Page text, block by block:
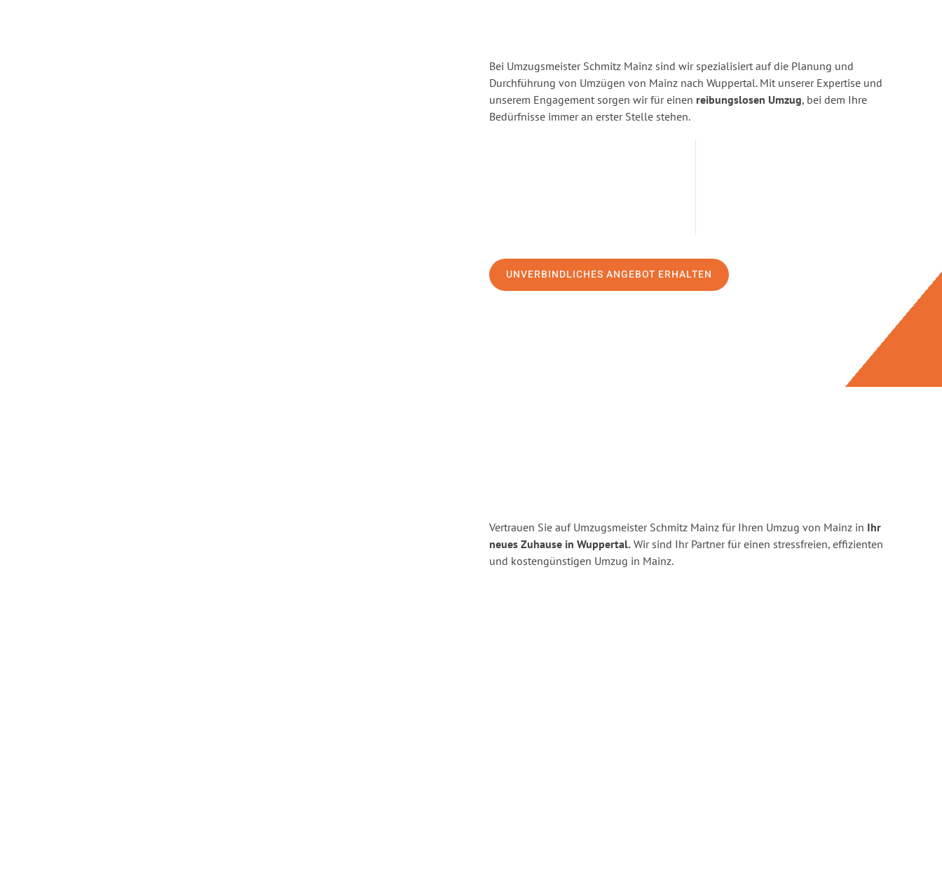
Bei Umzugsmeister Schmitz Mainz sind wir spezialisiert auf die Planung und
Durchführung von Umzügen von Mainz nach Wuppertal. Mit unserer Expertise und
unserem Engagement sorgen wir für einen reibungslosen Umzug, bei dem Ihre
Bedürfnisse immer an erster Stelle stehen.
UNVERBINDLICHES ANGEBOT ERHALTEN
Vertrauen Sie auf Umzugsmeister Schmitz Mainz für Ihren Umzug von Mainz in Ihr
neues Zuhause in Wuppertal. Wir sind Ihr Partner für einen stressfreien, effizienten
und kostengünstigen Umzug in Mainz.